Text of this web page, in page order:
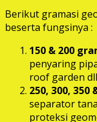
Berikut gramasi
beserta fungsinya :
150 & 200
penyaring
roof garden
250, 300, 350
separator
proteksi